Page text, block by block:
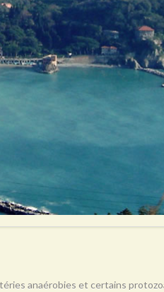
anaérobies et certains